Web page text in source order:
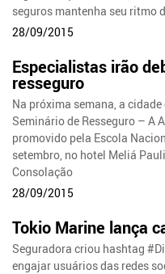
seguros mantenha seu ritmo
28/09/2015
Especialistas irão
resseguro
Na próxima semana, a
Seminário de Resseguro – A
promovido pela Escola
setembro, no hotel Meliá
Consolação
28/09/2015
Tokio Marine lança
Seguradora criou hashtag
engajar usuários das redes